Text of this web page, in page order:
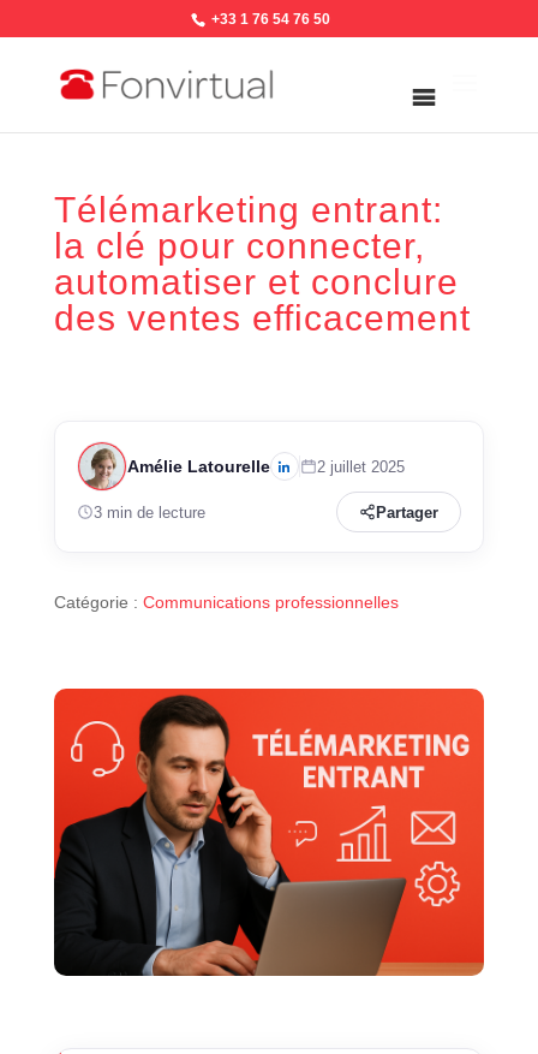
+33 1 76 54 76 50
Télémarketing entrant:
la clé pour connecter,
automatiser et conclure
des ventes efficacement
Amélie Latourelle 2 juillet 2025
3 min de lecture Partager
Catégorie : Communications professionnelles